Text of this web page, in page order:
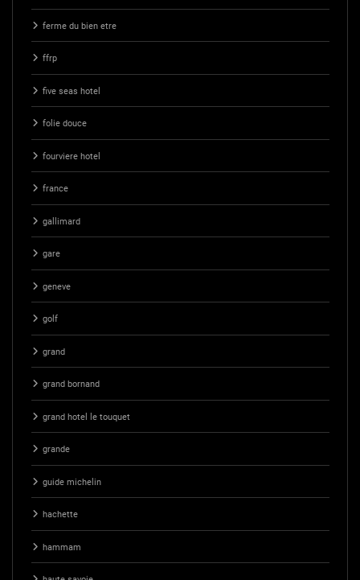
ferme du bien etre
ffrp
five seas hotel
folie douce
fourviere hotel
france
gallimard
gare
geneve
golf
grand
grand bornand
grand hotel le touquet
grande
guide michelin
hachette
hammam